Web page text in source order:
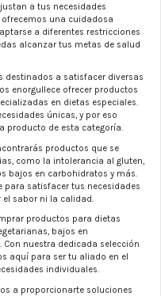
a tus necesidades
una cuidadosa
a diferentes restricciones
alcanzar tus metas de salud
destinados a satisfacer diversas
enorgullece ofrecer productos
en dietas especiales.
únicas, y por eso
producto de esta categoría.
productos que se
como la intolerancia al gluten,
bajos en carbohidratos y más.
para satisfacer tus necesidades
sabor ni la calidad.
productos para dietas
bajos en
nuestra dedicada selección
aquí para ser tu aliado en el
individuales.
a proporcionarte soluciones